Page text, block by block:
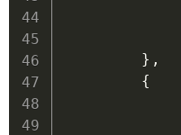
} ,
{